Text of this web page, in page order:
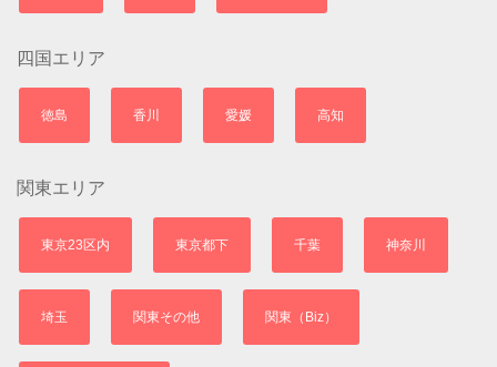
四国エリア
徳島 香川 愛媛 高知
関東エリア
東京23区内 東京都下 千葉 神奈川
埼玉 関東その他 関東（Biz）